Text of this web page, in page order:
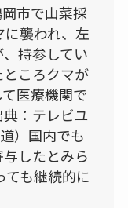
市で山菜採
襲われ、左
持参してい
ころクマが
医療機関で
：テレビユ
）国内でも
したとみら
も継続的に